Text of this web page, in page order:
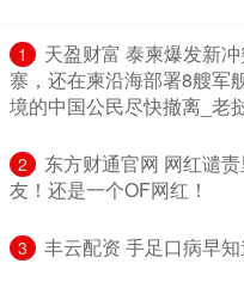
1
天盈财富 泰柬爆发新
寨，还在柬沿海部署8艘军
境的中国公民尽快撤离_老
2
东方财通官网 网红谴
友！还是一个OF网红！
3 丰云配资 手足口病早